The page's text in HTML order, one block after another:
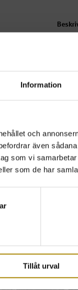
Information
och
även
som vi
som de har
Tillåt urval
Beställ